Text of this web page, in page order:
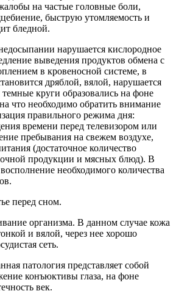
на частые головные боли,
быструю утомляемость и
бледной.
нарушается кислородное
выведения продуктов обмена с
в кровеносной системе, в
дряблой, вялой, нарушается
темные круги образовались на фоне
что необходимо обратить внимание
правильного режима дня:
времени перед телевизором или
пребывания на свежем воздухе,
(достаточное количество
продукции и мясных блюд). В
необходимого количества
перед сном.
организма. В данном случае кожа
и вялой, через нее хорошо
сеть.
патология представляет собой
конъюктивы глаза, на фоне
век.